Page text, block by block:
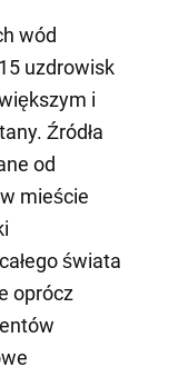
wód
uzdrowisk
i
Źródła
od
mieście
świata
oprócz